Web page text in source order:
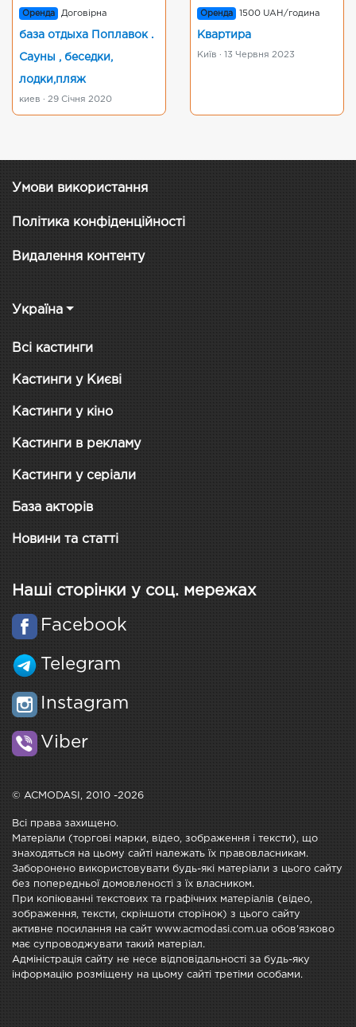
Оренда Договірна
база отдыха Поплавок .
Сауны , беседки,
лодки,пляж
киев · 29 Січня 2020
Оренда 1500 UAH/година
Квартира
Київ · 13 Червня 2023
Умови використання
Політика конфіденційності
Видалення контенту
Україна
Всі кастинги
Кастинги у Києві
Кастинги у кіно
Кастинги в рекламу
Кастинги у серіали
База акторів
Новини та статті
Наші сторінки у соц. мережах
Facebook
Telegram
Instagram
Viber
© ACMODASI, 2010 -2026
Всі права захищено.
Матеріали (торгові марки, відео, зображення і тексти), що
знаходяться на цьому сайті належать їх правовласникам.
Заборонено використовувати будь-які матеріали з цього сайту
без попередньої домовленості з їх власником.
При копіюванні текстових та графічних матеріалів (відео,
зображення, тексти, скріншоти сторінок) з цього сайту
активне посилання на сайт www.acmodasi.com.ua обов'язково
має супроводжувати такий матеріал.
Адміністрація сайту не несе відповідальності за будь-яку
інформацію розміщену на цьому сайті третіми особами.